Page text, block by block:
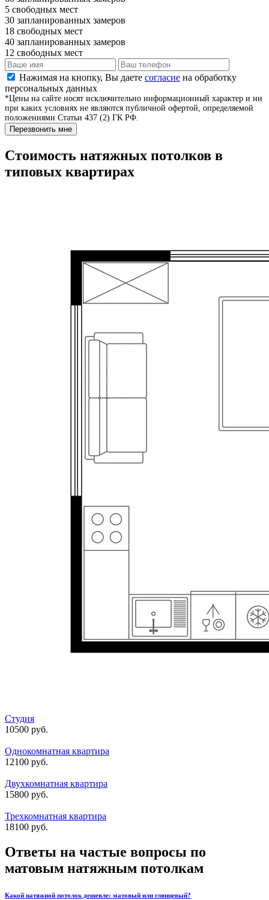
5 свободных мест
30 запланированных замеров
18 свободных мест
40 запланированных замеров
12 свободных мест
Нажимая на кнопку, Вы даете согласие на обработку
персональных данных
*Цены на сайте носят исключительно информационный характер и ни
при каких условиях не являются публичной офертой, определяемой
положениями Статьи 437 (2) ГК РФ.
Перезвонить мне
Стоимость натяжных потолков в
типовых квартирах
Студия
10500 руб.
Однокомнатная квартира
12100 руб.
Двухкомнатная квартира
15800 руб.
Трехкомнатная квартира
18100 руб.
Ответы на частые вопросы по
матовым натяжным потолкам
Какой натяжной потолок дешевле: матовый или глянцевый?